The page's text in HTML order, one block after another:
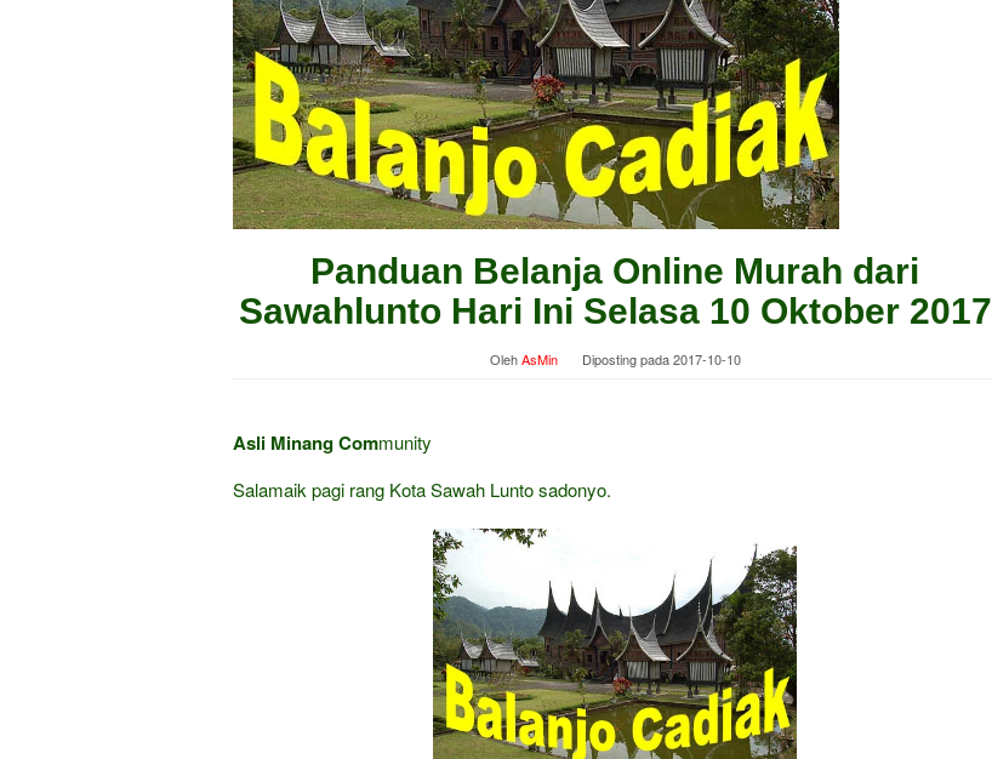
Panduan Belanja Online Murah dari
Sawahlunto Hari Ini Selasa 10 Oktober 2017
OlehAsMin Diposting pada2017-10-10
Asli Minang Community
Salamaik pagi rang Kota Sawah Lunto sadonyo.